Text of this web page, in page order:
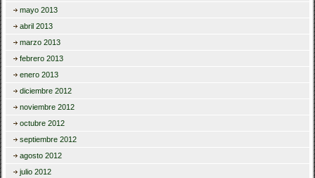
mayo 2013
abril 2013
marzo 2013
febrero 2013
enero 2013
diciembre 2012
noviembre 2012
octubre 2012
septiembre 2012
agosto 2012
julio 2012